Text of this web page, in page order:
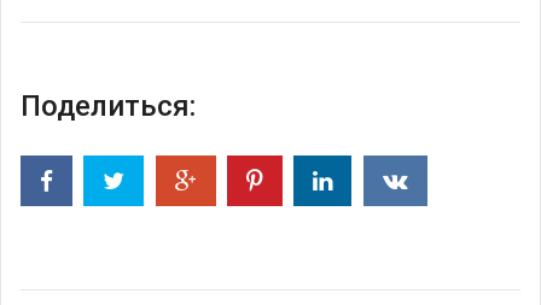
Поделиться: